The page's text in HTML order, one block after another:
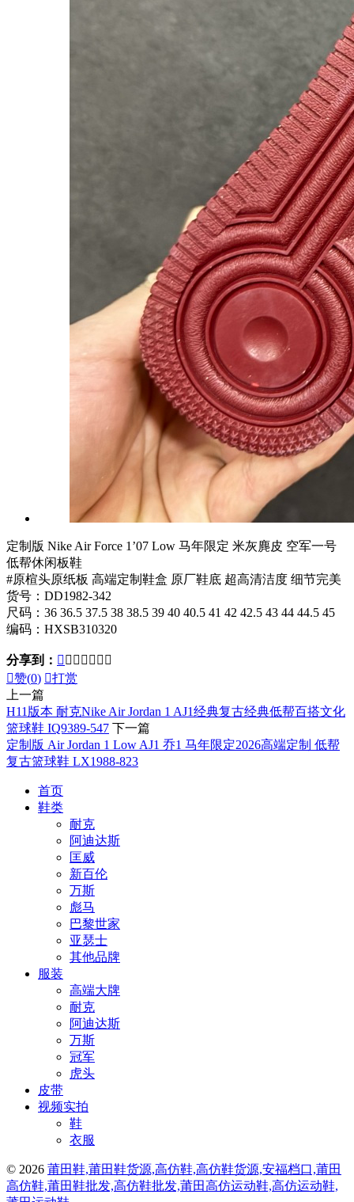
定制版 Nike Air Force 1’07 Low 马年限定 米灰麂皮 空军一号
低帮休闲板鞋
#原楦头原纸板 高端定制鞋盒 原厂鞋底 超高清洁度 细节完美
货号：DD1982-342
尺码：36 36.5 37.5 38 38.5 39 40 40.5 41 42 42.5 43 44 44.5 45
编码：HXSB310320
分享到：       
赞(0) 打赏
上一篇
H11版本 耐克Nike Air Jordan 1 AJ1经典复古经典低帮百搭文化
篮球鞋 IQ9389-547 下一篇
定制版 Air Jordan 1 Low AJ1 乔1 马年限定2026高端定制 低帮
复古篮球鞋 LX1988-823
首页
鞋类
耐克
阿迪达斯
匡威
新百伦
万斯
彪马
巴黎世家
亚瑟士
其他品牌
服装
高端大牌
耐克
阿迪达斯
万斯
冠军
虎头
皮带
视频实拍
鞋
衣服
© 2026 莆田鞋,莆田鞋货源,高仿鞋,高仿鞋货源,安福档口,莆田
高仿鞋,莆田鞋批发,高仿鞋批发,莆田高仿运动鞋,高仿运动鞋,